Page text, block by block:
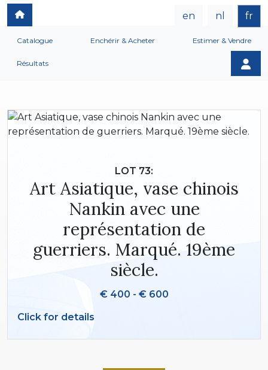
en nl fr
Catalogue Enchérir & Acheter Estimer & Vendre
Résultats
LOT 73:
Art Asiatique, vase chinois
Nankin avec une
représentation de
guerriers. Marqué. 19ème
siècle.
€ 400 - € 600
Click for details